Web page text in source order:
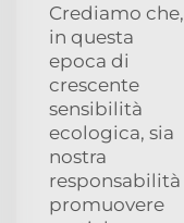
Crediamo che,
in questa
epoca di
crescente
sensibilità
ecologica, sia
nostra
responsabilità
promuovere